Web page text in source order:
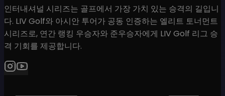
인터내셔널 시리즈는 골프에서 가장 가치 있는 승격의 길입니
다. LIV Golf와 아시안 투어가 공동 인증하는 엘리트 토너먼트
시리즈로, 연간 랭킹 우승자와 준우승자에게 LIV Golf 리그 승
격 기회를 제공합니다.